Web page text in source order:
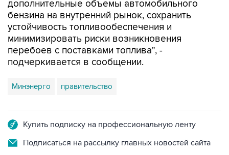
дополнительные объемы автомобильного
бензина на внутренний рынок, сохранить
устойчивость топливообеспечения и
минимизировать риски возникновения
перебоев с поставками топлива", -
подчеркивается в сообщении.
Минэнерго правительство
Купить подписку на профессиональную ленту
Подписаться на рассылку главных новостей сайта